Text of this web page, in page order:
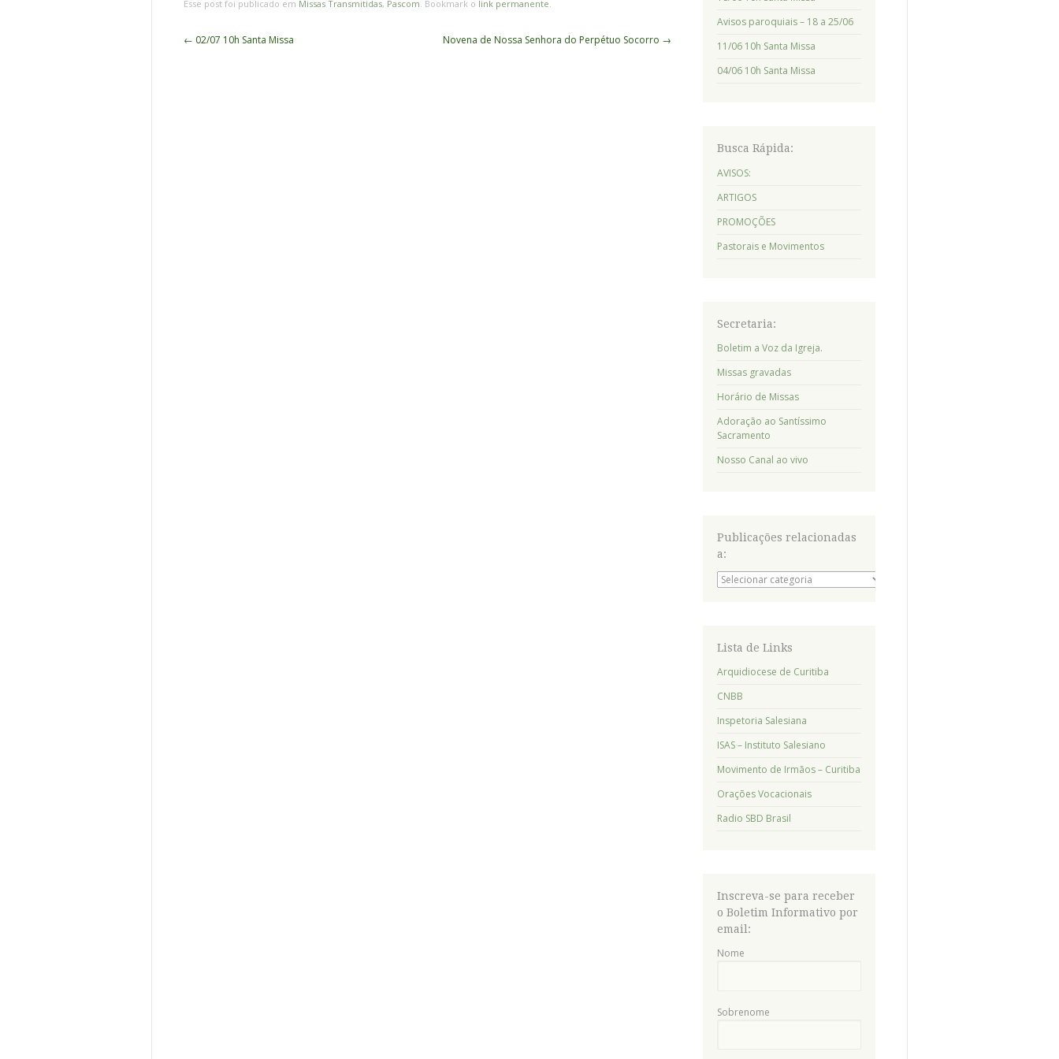
Esse post foi publicado em Missas Transmitidas, Pascom. Bookmark o link permanente.
Navegação
← 02/07 10h Santa Missa Novena de Nossa Senhora do Perpétuo Socorro →
Avisos paroquiais – 18 a 25/06
11/06 10h Santa Missa
04/06 10h Santa Missa
Busca Rápida:
AVISOS:
ARTIGOS
PROMOÇÕES
Pastorais e Movimentos
Secretaria:
Boletim a Voz da Igreja.
Missas gravadas
Horário de Missas
Adoração ao Santíssimo
Sacramento
Nosso Canal ao vivo
Publicações relacionadas
a:
Publicações
relacionadas
Lista de Links
Arquidiocese de Curitiba
CNBB
Inspetoria Salesiana
ISAS – Instituto Salesiano
Movimento de Irmãos – Curitiba
Orações Vocacionais
Radio SBD Brasil
Inscreva-se para receber
o Boletim Informativo por
email:
Nome
Sobrenome